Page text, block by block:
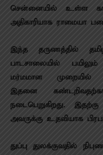
சென்னையில் உள்ள
அதிகாரியாக ராமையா
இந்த தருணத்தில்
பாடசாலையில்
மர்மமான முறையில்
இதனை
நடைபெறுகிறது.
அவருக்கு உதவியாக
துப்பு துலக்குவதில்